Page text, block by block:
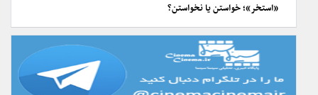
«استخر»؛ خواستن یا نخواستن؟